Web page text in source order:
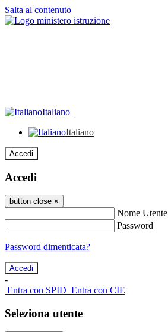
Salta al contenuto
Italiano
Italiano
Accedi
Accedi
button close ×
Nome Utente
Password
Password dimenticata?
-
Entra con SPID Entra con CIE
Seleziona utente